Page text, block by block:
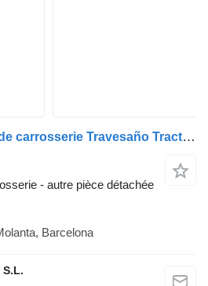
Autre pièce détachée de carrosserie Travesaño Tracteurs pour camion IVECO Trakker
- autre pièce détachée
Barcelona
S.L.